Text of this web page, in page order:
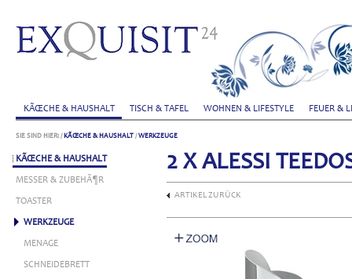
KÃŒCHE & HAUSHALT TISCH & TAFEL WOHNEN & LIFESTYLE FEUER &
SIE SIND HIER: / KÃŒCHE & HAUSHALT /WERKZEUGE
KÃŒCHE & HAUSHALT
MESSER & ZUBEHÃ¶R
TOASTER
WERKZEUGE
MENAGE
SCHNEIDEBRETT
2 X ALESSI
ARTIKEL ZURÜCK